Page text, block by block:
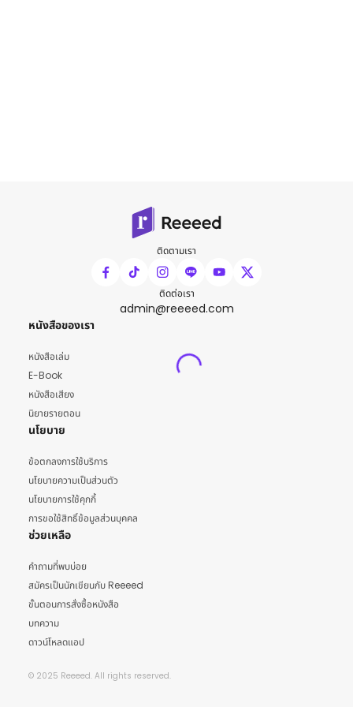
ติดตามเรา
ติดต่อเรา
admin@reeeed.com
หนังสือของเรา
หนังสือเล่ม
E-Book
หนังสือเสียง
นิยายรายตอน
นโยบาย
ข้อตกลงการใช้บริการ
นโยบายความเป็นส่วนตัว
นโยบายการใช้คุกกี้
การขอใช้สิทธิ์ข้อมูลส่วนบุคคล
ช่วยเหลือ
คำถามที่พบบ่อย
สมัครเป็นนักเขียนกับ Reeeed
ขั้นตอนการสั่งซื้อหนังสือ
บทความ
ดาวน์โหลดแอป
© 2025 Reeeed. All rights reserved.